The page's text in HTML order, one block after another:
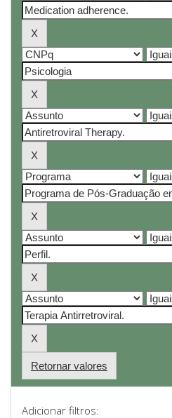
Retornar valores
Adicionar filtros: